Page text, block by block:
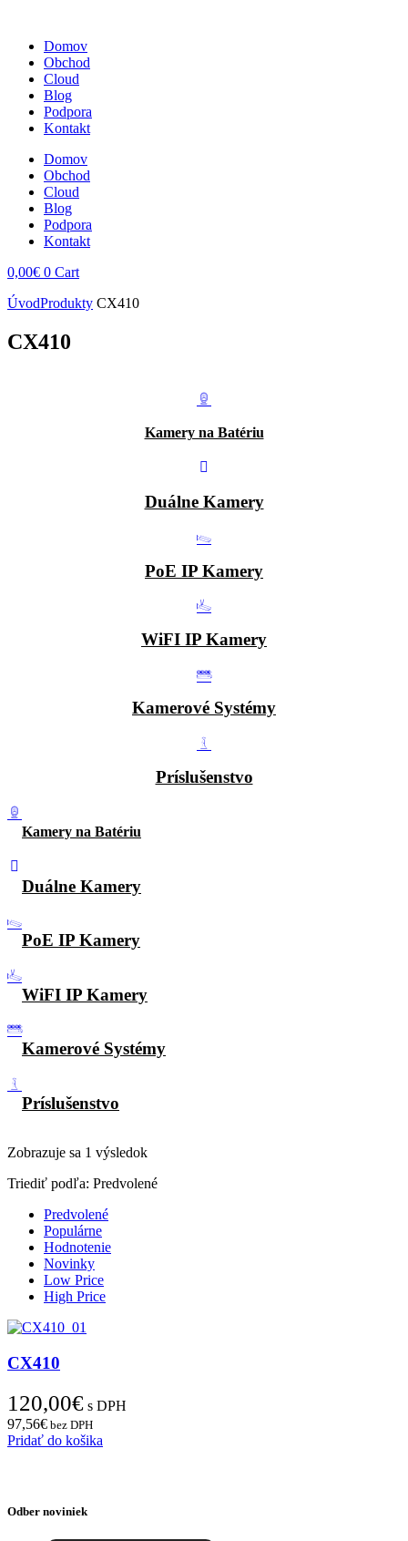
Domov
Obchod
Cloud
Blog
Podpora
Kontakt
Domov
Obchod
Cloud
Blog
Podpora
Kontakt
0,00€ 0 Cart
ÚvodProdukty CX410
CX410
Kamery na Batériu
Duálne Kamery
PoE IP Kamery
WiFI IP Kamery
Kamerové Systémy
Príslušenstvo
Kamery na Batériu
Duálne Kamery
PoE IP Kamery
WiFI IP Kamery
Kamerové Systémy
Príslušenstvo
Zobrazuje sa 1 výsledok
Triediť podľa: Predvolené
Predvolené
Populárne
Hodnotenie
Novinky
Low Price
High Price
CX410
120,00€ s DPH
97,56€ bez DPH
Pridať do košika
Odber noviniek